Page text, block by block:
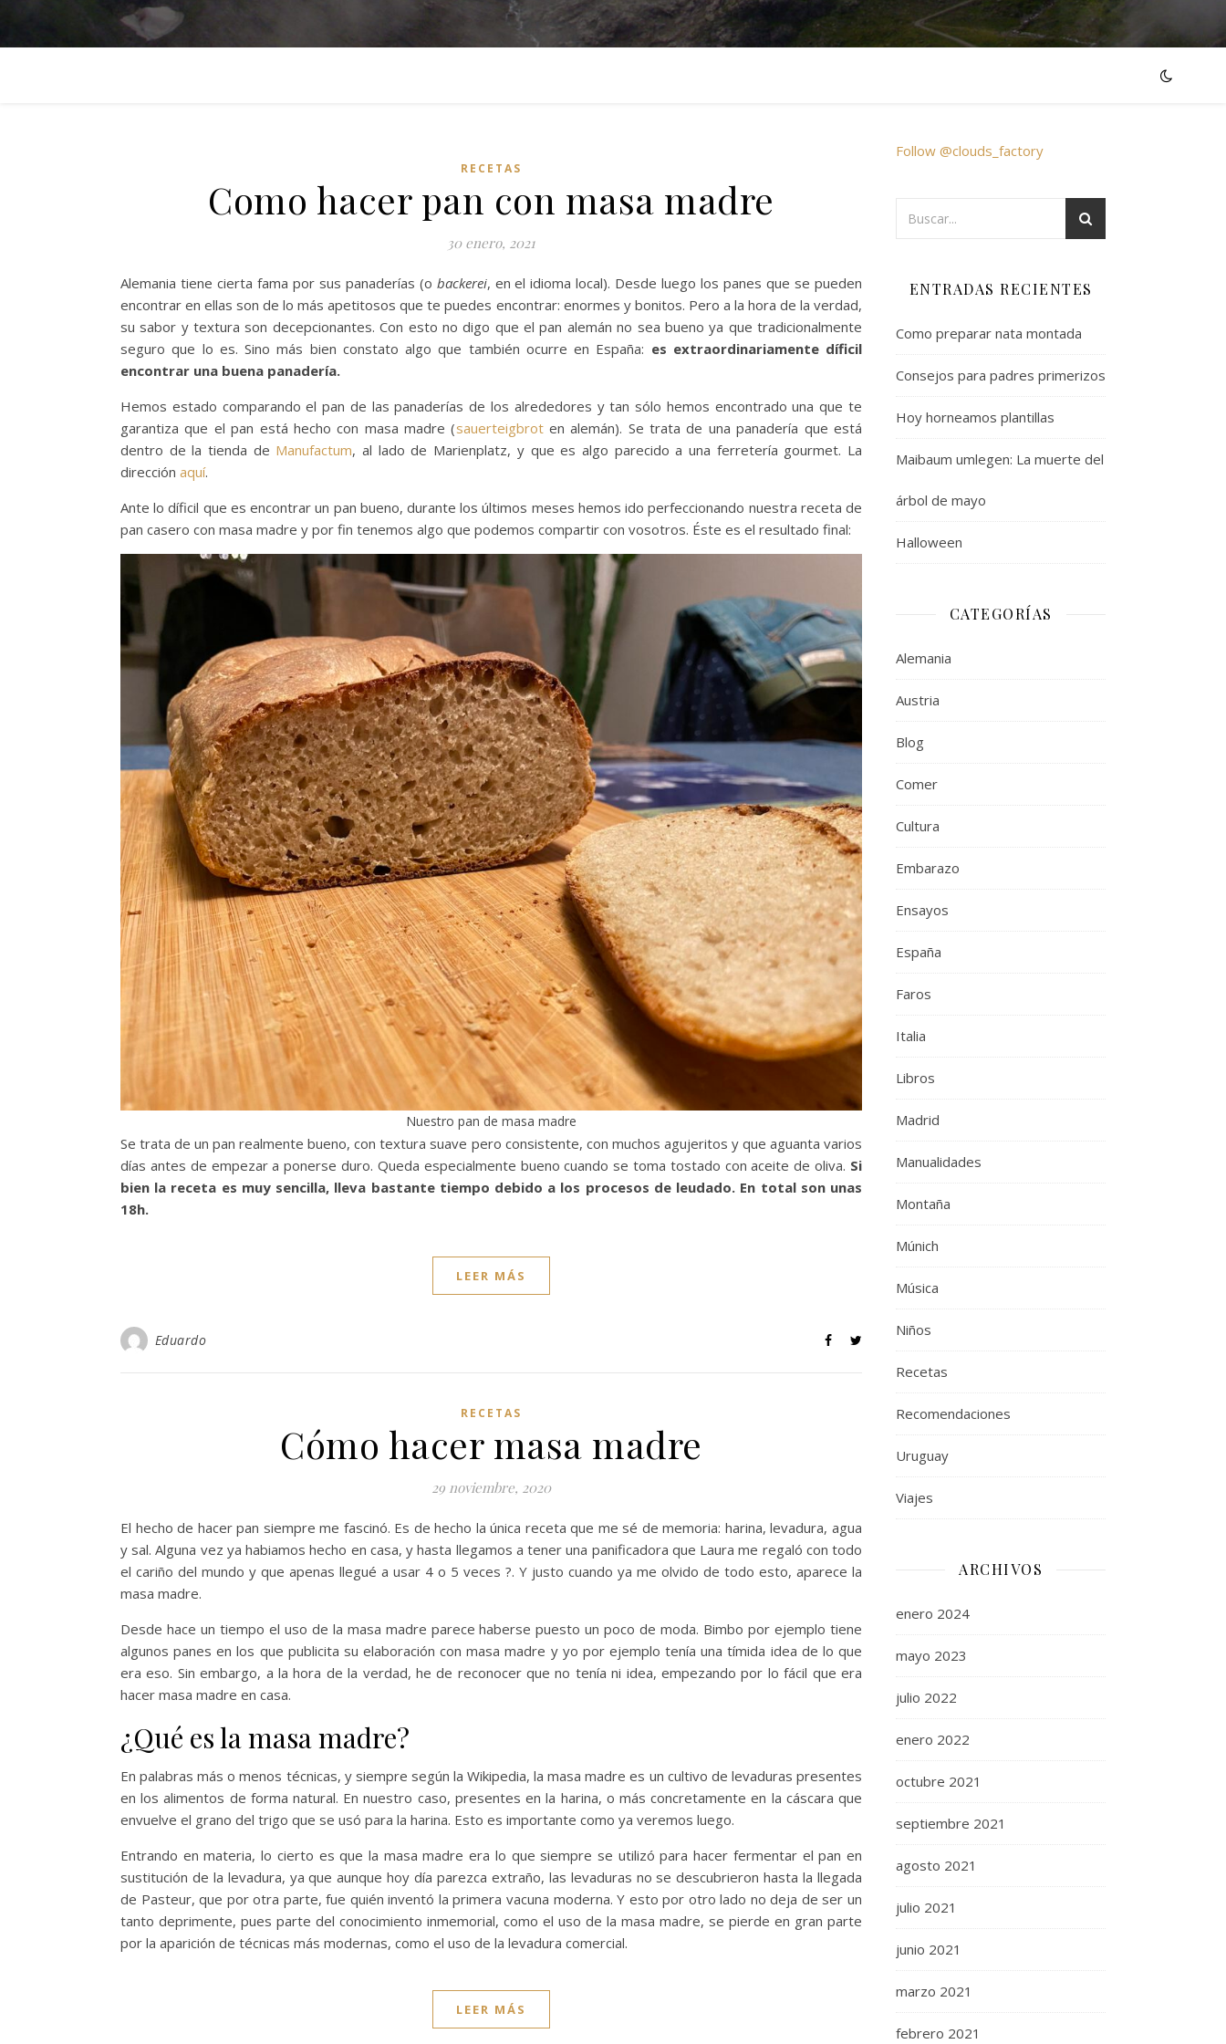
RECETAS
Como hacer pan con masa madre
30 enero, 2021
Alemania tiene cierta fama por sus panaderías (o backerei, en el idioma local). Desde luego los panes que se pueden
encontrar en ellas son de lo más apetitosos que te puedes encontrar: enormes y bonitos. Pero a la hora de la verdad,
su sabor y textura son decepcionantes. Con esto no digo que el pan alemán no sea bueno ya que tradicionalmente
seguro que lo es. Sino más bien constato algo que también ocurre en España: es extraordinariamente díficil
encontrar una buena panadería.
Hemos estado comparando el pan de las panaderías de los alrededores y tan sólo hemos encontrado una que te
garantiza que el pan está hecho con masa madre (sauerteigbroten alemán). Se trata de una panadería que está
dentro de la tienda de Manufactum, al lado de Marienplatz, y que es algo parecido a una ferretería gourmet. La
dirección aquí.
Ante lo díficil que es encontrar un pan bueno, durante los últimos meses hemos ido perfeccionando nuestra receta de
pan casero con masa madre y por fin tenemos algo que podemos compartir con vosotros. Éste es el resultado final:
Nuestro pan de masa madre
Se trata de un pan realmente bueno, con textura suave pero consistente, con muchos agujeritos y que aguanta varios
días antes de empezar a ponerse duro. Queda especialmente bueno cuando se toma tostado con aceite de oliva. Si
bien la receta es muy sencilla, lleva bastante tiempo debido a los procesos de leudado. En total son unas
18h.
LEER MÁS
Eduardo
RECETAS
Cómo hacer masa madre
29 noviembre, 2020
El hecho de hacer pan siempre me fascinó. Es de hecho la única receta que me sé de memoria: harina, levadura, agua
y sal. Alguna vez ya habiamos hecho en casa, y hasta llegamos a tener una panificadora que Laura me regaló con todo
el cariño del mundo y que apenas llegué a usar 4 o 5 veces ?. Y justo cuando ya me olvido de todo esto, aparece la
masa madre.
Desde hace un tiempo el uso de la masa madre parece haberse puesto un poco de moda. Bimbo por ejemplo tiene
algunos panes en los que publicita su elaboración con masa madre y yo por ejemplo tenía una tímida idea de lo que
era eso. Sin embargo, a la hora de la verdad, he de reconocer que no tenía ni idea, empezando por lo fácil que era
hacer masa madre en casa.
¿Qué es la masa madre?
En palabras más o menos técnicas, y siempre según la Wikipedia, la masa madre es un cultivo de levaduras presentes
en los alimentos de forma natural. En nuestro caso, presentes en la harina, o más concretamente en la cáscara que
envuelve el grano del trigo que se usó para la harina. Esto es importante como ya veremos luego.
Entrando en materia, lo cierto es que la masa madre era lo que siempre se utilizó para hacer fermentar el pan en
sustitución de la levadura, ya que aunque hoy día parezca extraño, las levaduras no se descubrieron hasta la llegada
de Pasteur, que por otra parte, fue quién inventó la primera vacuna moderna. Y esto por otro lado no deja de ser un
tanto deprimente, pues parte del conocimiento inmemorial, como el uso de la masa madre, se pierde en gran parte
por la aparición de técnicas más modernas, como el uso de la levadura comercial.
LEER MÁS
Follow @clouds_factory
ENTRADAS RECIENTES
Como preparar nata montada
Consejos para padres primerizos
Hoy horneamos plantillas
Maibaum umlegen: La muerte del
árbol de mayo
Halloween
CATEGORÍAS
Alemania
Austria
Blog
Comer
Cultura
Embarazo
Ensayos
España
Faros
Italia
Libros
Madrid
Manualidades
Montaña
Múnich
Música
Niños
Recetas
Recomendaciones
Uruguay
Viajes
ARCHIVOS
enero 2024
mayo 2023
julio 2022
enero 2022
octubre 2021
septiembre 2021
agosto 2021
julio 2021
junio 2021
marzo 2021
febrero 2021